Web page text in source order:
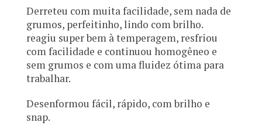
Derreteu com muita facilidade, sem nada de
grumos, perfeitinho, lindo com brilho.
reagiu super bem à temperagem, resfriou
com facilidade e continuou homogêneo e
sem grumos e com uma fluidez ótima para
trabalhar.
Desenformou fácil, rápido, com brilho e
snap.